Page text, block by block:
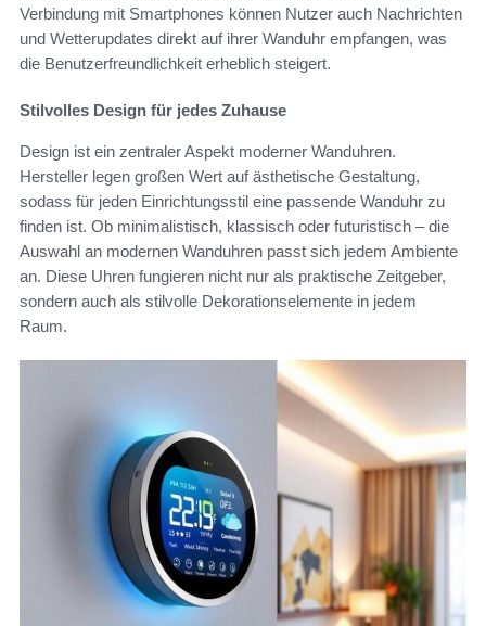
Verbindung mit Smartphones können Nutzer auch Nachrichten
und Wetterupdates direkt auf ihrer Wanduhr empfangen, was
die Benutzerfreundlichkeit erheblich steigert.
Stilvolles Design für jedes Zuhause
Design ist ein zentraler Aspekt moderner Wanduhren.
Hersteller legen großen Wert auf ästhetische Gestaltung,
sodass für jeden Einrichtungsstil eine passende Wanduhr zu
finden ist. Ob minimalistisch, klassisch oder futuristisch – die
Auswahl an modernen Wanduhren passt sich jedem Ambiente
an. Diese Uhren fungieren nicht nur als praktische Zeitgeber,
sondern auch als stilvolle Dekorationselemente in jedem
Raum.